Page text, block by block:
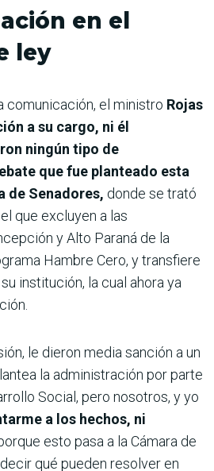
en el
ley
comunicación, el ministro Rojas
a su cargo, ni él
ningún tipo de
que fue planteado esta
de Senadores, donde se trató
que excluyen a las
y Alto Paraná de la
Hambre Cero, y transfiere
institución, la cual ahora ya
le dieron media sanción a un
la administración por parte
Social, pero nosotros, y yo
a los hechos, ni
esto pasa a la Cámara de
qué pueden resolver en